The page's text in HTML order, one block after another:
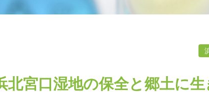
北宮口湿地の保全と郷土に